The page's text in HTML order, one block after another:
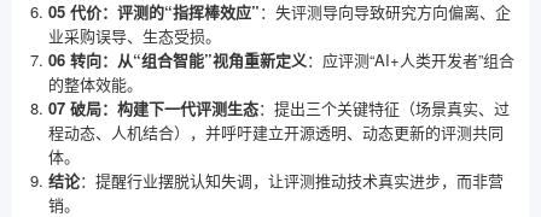
05 代价：评测的“指挥棒效应”：失评测导向导致研究方向偏离、企
业采购误导、生态受损。
06 转向：从“组合智能”视角重新定义：应评测“AI+人类开发者”组合
的整体效能。
07 破局：构建下一代评测生态：提出三个关键特征（场景真实、过
程动态、人机结合），并呼吁建立开源透明、动态更新的评测共同
体。
结论：提醒行业摆脱认知失调，让评测推动技术真实进步，而非营
销。